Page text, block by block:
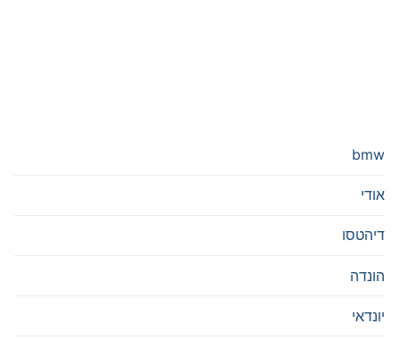
bmw
אודי
דיהטסו
הונדה
יונדאי